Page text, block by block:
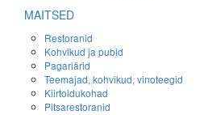
MAITSED
Restoranid
Kohvikud ja pubid
Pagariärid
Teemajad, kohvikud, vinoteegid
Kiirtoidukohad
Pitsarestoranid